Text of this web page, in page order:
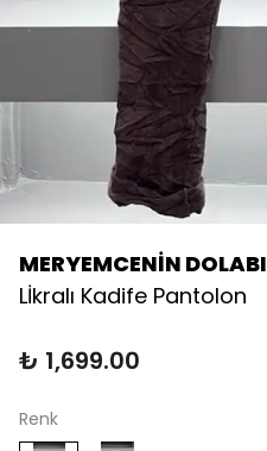
MERYEMCENİN DOLABI
Lİkralı Kadife Pantolon
₺ 1,699.00
Renk